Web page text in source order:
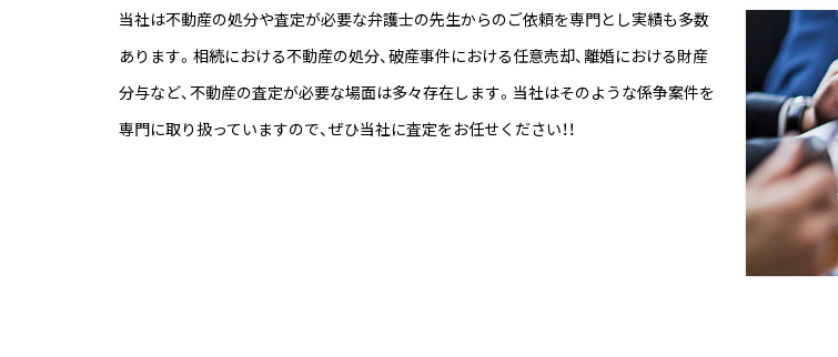
当社は不動産の処分や査定が必要な弁護士の先生からのご依頼を専門とし実績も多数
あります。相続における不動産の処分、破産事件における任意売却、離婚における財産
分与など、不動産の査定が必要な場面は多々存在します。当社はそのような係争案件を
専門に取り扱っていますので、ぜひ当社に査定をお任せください！！